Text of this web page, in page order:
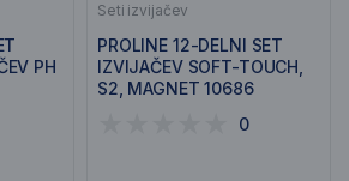
PH
Seti izvijačev
PROLINE 12-DELNI SET
IZVIJAČEV SOFT-TOUCH,
S2, MAGNET 10686
0